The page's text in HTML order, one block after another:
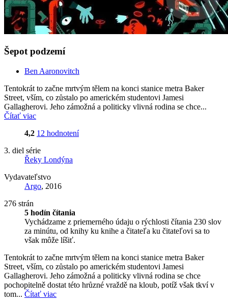
Šepot podzemí
Ben Aaronovitch
Tentokrát to začne mrtvým tělem na konci stanice metra Baker
Street, vším, co zůstalo po americkém studentovi Jamesi
Gallagherovi. Jeho zámožná a politicky vlivná rodina se chce...
Čítať viac
4,2 12 hodnotení
3. diel série
Řeky Londýna
Vydavateľstvo
Argo, 2016
276 strán
5 hodín čítania
Vychádzame z priemerného údaju o rýchlosti čítania 230 slov
za minútu, od knihy ku knihe a čitateľa ku čitateľovi sa to
však môže líšiť.
Tentokrát to začne mrtvým tělem na konci stanice metra Baker
Street, vším, co zůstalo po americkém studentovi Jamesi
Gallagherovi. Jeho zámožná a politicky vlivná rodina se chce
pochopitelně dostat této hrůzné vraždě na kloub, potíž však tkví v
tom... Čítať viac